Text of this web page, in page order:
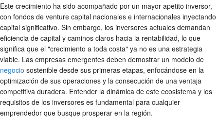
Este crecimiento ha sido acompañado por un mayor apetito inversor,
con fondos de venture capital nacionales e internacionales inyectando
capital significativo. Sin embargo, los inversores actuales demandan
eficiencia de capital y caminos claros hacia la rentabilidad, lo que
significa que el "crecimiento a toda costa" ya no es una estrategia
viable. Las empresas emergentes deben demostrar un modelo de
negocio sostenible desde sus primeras etapas, enfocándose en la
optimización de sus operaciones y la consecución de una ventaja
competitiva duradera. Entender la dinámica de este ecosistema y los
requisitos de los inversores es fundamental para cualquier
emprendedor que busque prosperar en la región.